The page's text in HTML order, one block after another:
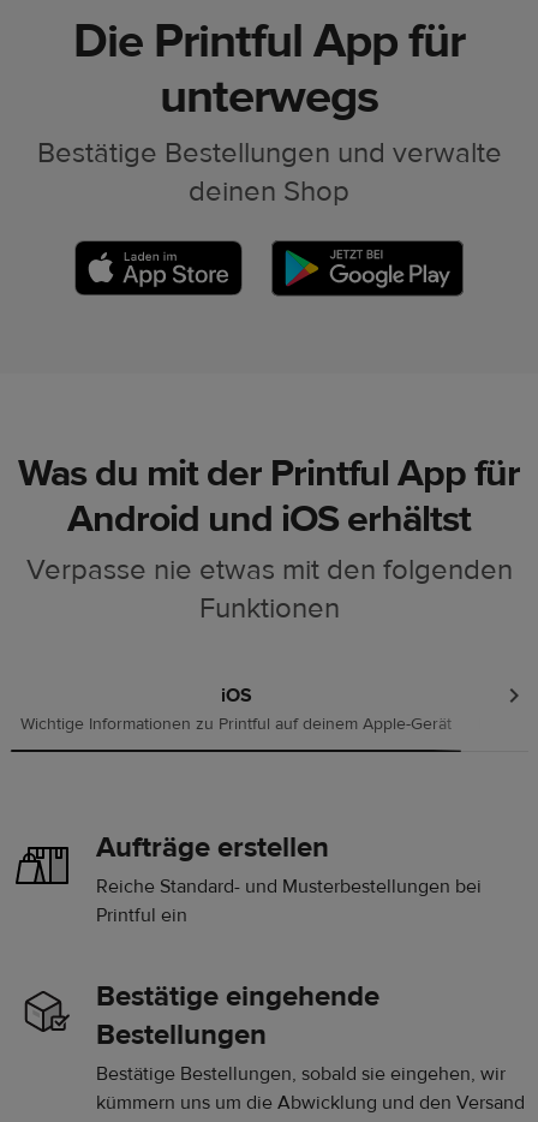
Die Printful App für
unterwegs
Bestätige Bestellungen und verwalte
deinen Shop
Was du mit der Printful App für
Android und iOS erhältst
Verpasse nie etwas mit den folgenden
Funktionen
iOS
Wichtige Informationen zu Printful auf deinem Apple-Gerät
Aufträge erstellen
Reiche Standard- und Musterbestellungen bei
Printful ein
Bestätige eingehende
Bestellungen
Bestätige Bestellungen, sobald sie eingehen, wir
kümmern uns um die Abwicklung und den Versand